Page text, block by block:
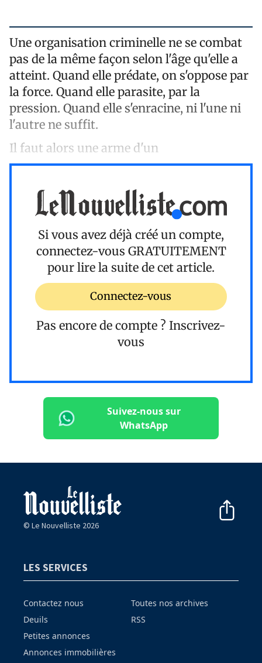
Une organisation criminelle ne se combat
pas de la même façon selon l'âge qu'elle a
atteint. Quand elle prédate, on s'oppose par
la force. Quand elle parasite, par la
pression. Quand elle s'enracine, ni l'une ni
l'autre ne suffit.
Il faut alors une arme d'un
Si vous avez déjà créé un compte,
connectez-vous GRATUITEMENT
pour lire la suite de cet article.
Connectez-vous
Pas encore de compte ? Inscrivez-
vous
Suivez-nous sur
WhatsApp
© Le Nouvelliste 2026
LES SERVICES
Contactez nous
Deuils
Petites annonces
Annonces immobilières
Toutes nos archives
RSS